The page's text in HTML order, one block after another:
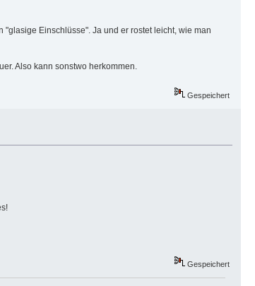
Einschlüsse". Ja und er rostet leicht, wie man
Also kann sonstwo herkommen.
Gespeichert
Gespeichert